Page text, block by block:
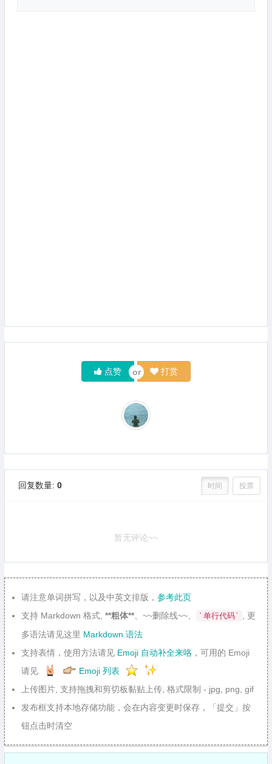
点赞 打赏
回复数量: 0 时间 投票
暂无评论~~
请注意单词拼写，以及中英文排版， 参考此页
支持 Markdown 格式, **粗体**、~~删除线~~、 `单行代码` , 更
多语法请见这里 Markdown 语法
支持表情，使用方法请见 Emoji 自动补全来咯 ，可用的 Emoji
请见
Emoji 列表
上传图片, 支持拖拽和剪切板黏贴上传, 格式限制 - jpg, png, gif
发布框支持本地存储功能，会在内容变更时保存，「提交」按
钮点击时清空